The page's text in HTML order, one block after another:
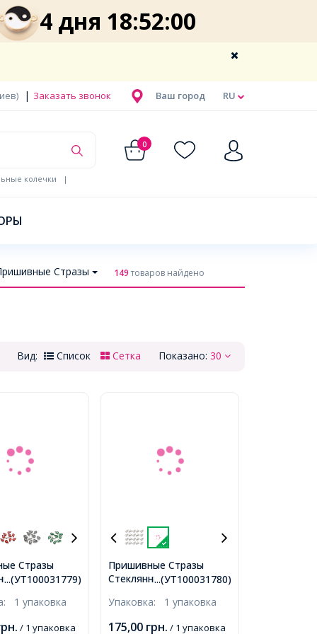
4 дня 18:51:59
RU
Ваш город
| Заказать звонок
0
колечки
|
Стразы 149товаров найдено
Показано: 30
Вид: Список Сетка
...(УТ100031779)
Стразы
в Цапах
1 упаковка
/ 1 упаковка
...(УТ100031780)
Пришивные Стразы
Стеклянные в Цапах
Основа Латунь,
Упаковка: 1 упаковка
175,00 грн. / 1 упаковка